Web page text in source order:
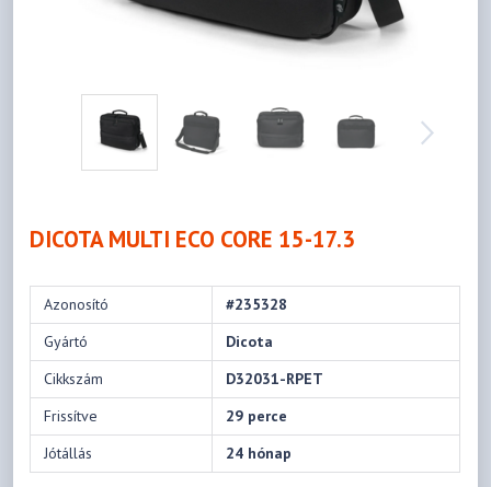
DICOTA MULTI ECO CORE 15-17.3
Azonosító
#235328
Gyártó
Dicota
Cikkszám
D32031-RPET
Frissítve
29 perce
Jótállás
24 hónap